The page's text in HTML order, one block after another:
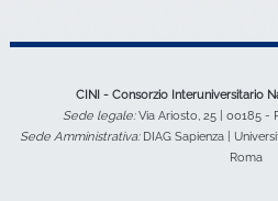
CINI - Consorzio Interuniversitario
Sede legale:Via Ariosto, 25 | 00185 -
Sede Amministrativa:DIAG Sapienza |
Roma